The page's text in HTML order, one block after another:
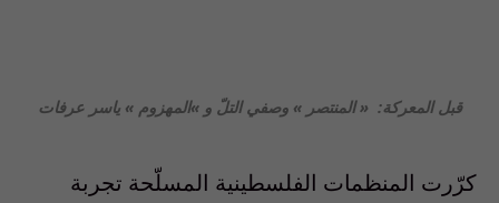
قبل المعركة: « المنتصر » وصفي التلّ و »المهزوم » ياسر عرفات
كرّرت المنظمات الفلسطينية المسلّحة تجربة